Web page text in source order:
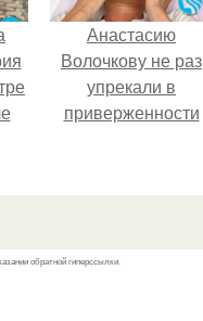
Анастасию
Волочкову не раз
упрекали в
приверженности
обратной гиперссылки.